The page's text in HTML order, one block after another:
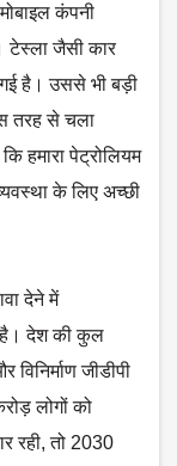
कंपनी
टेस्ला जैसी कार
गई है। उससे भी बड़ी
तरह से चला
हमारा पेट्रोलियम
के लिए अच्छी
देने में
है। देश की कुल
जीडीपी
लोगों को
रही, तो 2030